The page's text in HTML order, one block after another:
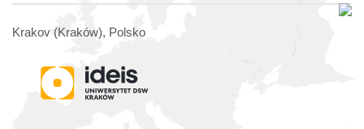
Krakov (Kraków), Polsko